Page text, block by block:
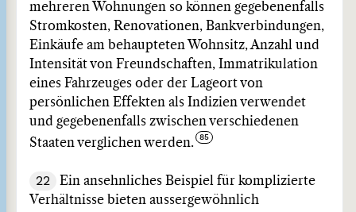
mehreren Wohnungen so können gegebenenfalls
Stromkosten, Renovationen, Bankverbindungen,
Einkäufe am behaupteten Wohnsitz, Anzahl und
Intensität von Freundschaften, Immatrikulation
eines Fahrzeuges oder der Lageort von
persönlichen Effekten als Indizien verwendet
und gegebenenfalls zwischen verschiedenen
Staaten verglichen werden.
22
Ein ansehnliches Beispiel für komplizierte
Verhältnisse bieten aussergewöhnlich